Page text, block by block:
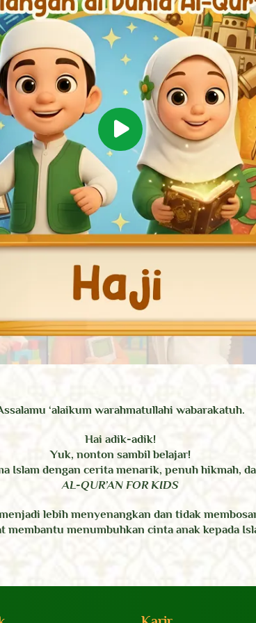
‘alaikum warahmatullahi wabarakatuh.
Hai adik-adik!
Yuk, nonton sambil belajar!
Islam dengan cerita menarik, penuh hikmah,
AL-QUR’AN FOR KIDS
lebih menyenangkan dan tidak
membantu menumbuhkan cinta anak kepada